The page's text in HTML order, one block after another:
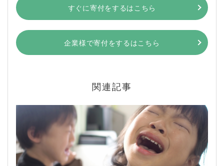
すぐに寄付をするはこちら
企業様で寄付をするはこちら
関連記事